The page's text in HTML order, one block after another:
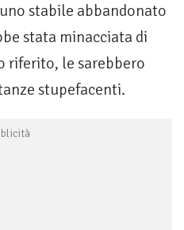
stabile abbandonato
stata minacciata di
riferito, le sarebbero
stupefacenti.